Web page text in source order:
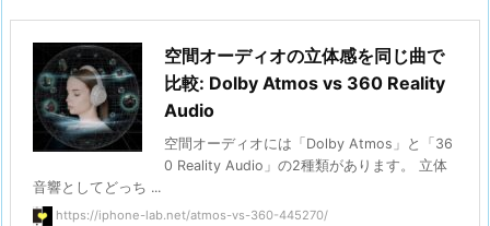
空間オーディオの立体感を同じ曲で
比較: Dolby Atmos vs 360 Reality
Audio
空間オーディオには「Dolby Atmos」と「36
0 Reality Audio」の2種類があります。 立体
音響としてどっち ...
https://iphone-lab.net/atmos-vs-360-445270/